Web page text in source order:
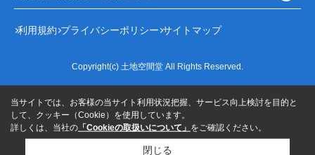
利用規約 プライバシーポリシー サイトマップ
Copyright(c) 土地空間堂 All Rights Reserved.
当サイトでは、お客様の当サイト利用状況把握、サービス向上検討を目的と
して、クッキー（Cookie）を使用しています。
詳しくは、当社の 「Cookieの取扱いについて」 をご確認ください。
閉じる